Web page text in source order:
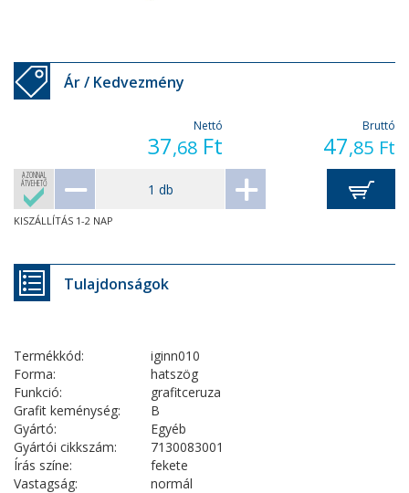
Ár / Kedvezmény
Nettó
37,68 Ft
Bruttó
47,85 Ft
AZONNAL
ÁTVEHETŐ
KISZÁLLÍTÁS 1-2 NAP
Tulajdonságok
Termékkód:
iginn010
Forma:
hatszög
Funkció:
grafitceruza
Grafit keménység:
B
Gyártó:
Egyéb
Gyártói cikkszám:
7130083001
Írás színe:
fekete
Vastagság:
normál